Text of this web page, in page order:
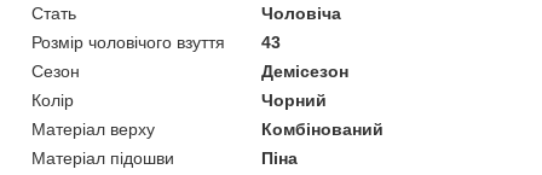
Стать
Чоловіча
Розмір чоловічого взуття
43
Сезон
Демісезон
Колір
Чорний
Матеріал верху
Комбінований
Матеріал підошви
Піна